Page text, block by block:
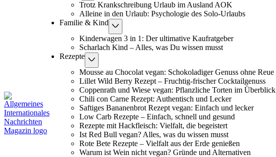
Trotz Krankschreibung Urlaub im Ausland AOK
Alleine in den Urlaub: Psychologie des Solo-Urlaubs
Familie & Kind
Kinderwagen 3 in 1: Der ultimative Kaufratgeber
Scharlach Kind – Alles, was Du wissen musst
Rezepte
Mousse au Chocolat vegan: Schokoladiger Genuss ohne Reue
Lillet Wild Berry Rezept – Fruchtig-frischer Cocktailgenuss
Coppenrath und Wiese vegan: Pflanzliche Torten im Überblick
Chili con Carne Rezept: Authentisch und Lecker
Saftiges Bananenbrot Rezept vegan: Einfach und lecker
Low Carb Rezepte – Einfach, schnell und gesund
Rezepte mit Hackfleisch: Vielfalt, die begeistert
Ist Red Bull vegan? Alles, was du wissen musst
Rote Bete Rezepte – Vielfalt aus der Erde genießen
Warum ist Wein nicht vegan? Gründe und Alternativen